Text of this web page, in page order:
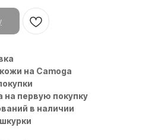
на Camoga
на первую покупку
в наличии